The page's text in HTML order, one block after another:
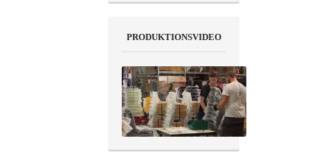
PRODUKTIONSVIDEO